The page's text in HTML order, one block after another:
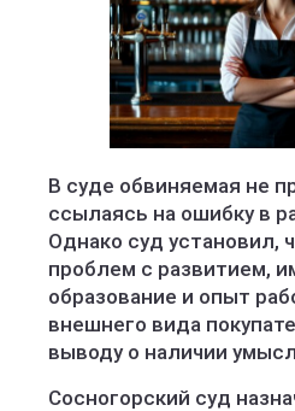
В суде обвиняемая не
ссылаясь на ошибку в
Однако суд установил,
проблем с развитием,
образование и опыт
внешнего вида
выводу о наличии
Сосногорский суд